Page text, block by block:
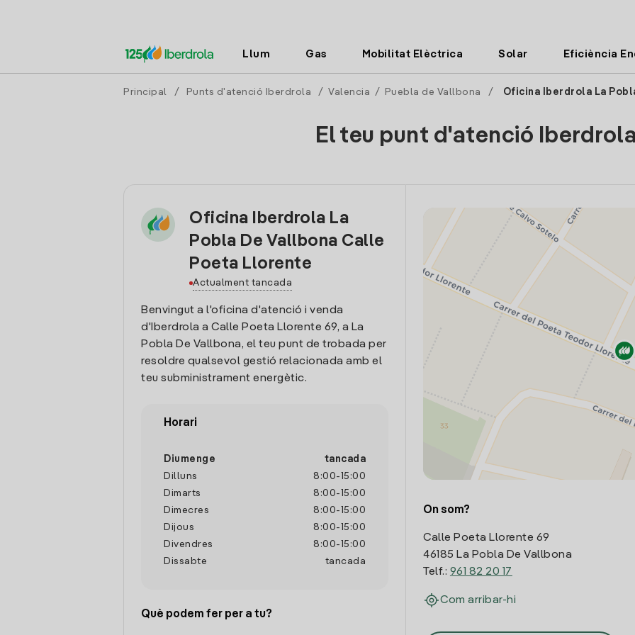
Llum Gas Mobilitat Elèctrica Solar Eficiència
Principal / Punts d'atenció Iberdrola / Valencia / Puebla de Vallbona / Oficina Iberdrola La
El teu punt d'atenció
Oficina Iberdrola La
Pobla De Vallbona Calle
Poeta Llorente
Actualment tancada
Benvingut a l'oficina d'atenció i venda
d'Iberdrola a Calle Poeta Llorente 69, a La
Pobla De Vallbona, el teu punt de trobada per
resoldre qualsevol gestió relacionada amb el
teu subministrament energètic.
Horari
Diumenge
tancada
Dilluns
8:00- 15:00
Dimarts
8:00- 15:00
Dimecres
8:00- 15:00
Dijous
8:00- 15:00
Divendres
8:00- 15:00
Dissabte
tancada
Què podem fer per a tu?
On som?
Calle Poeta Llorente 69
46185 La Pobla De Vallbona
Telf.: 961 82 20 17
Com arribar-hi